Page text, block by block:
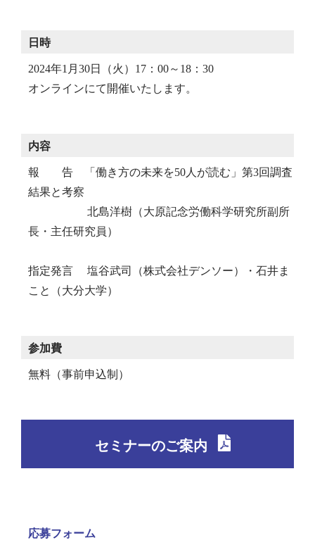
日時
2024年1月30日（火）17：00～18：30
オンラインにて開催いたします。
内容
報 告 「働き方の未来を50人が読む」第3回調査
結果と考察
北島洋樹（大原記念労働科学研究所副所
長・主任研究員）
指定発言 塩谷武司（株式会社デンソー）・石井ま
こと（大分大学）
参加費
無料（事前申込制）
セミナーのご案内
応募フォーム